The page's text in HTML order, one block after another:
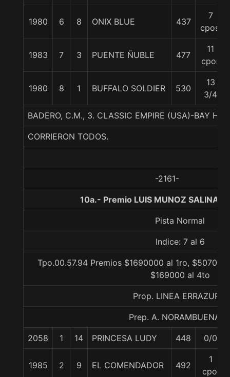
1980 6 8 ONIX BLUE 437
7
cpos.
1983 7 3 PUENTE ÑUBLE 477
11
cpos
1980 8 1 BUFFALO SOLDIER 530
13
3/4
BADERO, C.M., 3. CLASSIC EMPIRE (USA)-BAY
CORRIERON TODOS.
-2161-
10a.- Premio LUIS MUNOZ
Pista Normal
Indice: 7 al 6
Tpo.00.57.94 Premios $1690000 al 1ro,
$169000 al 4to
Prop. LINEA ERRAZURIZ
Prep. A. NORAMBUENA
2058 1 14 PRINCESA LUDY 448 0/0
1985 2 9 EL COMENDADOR 492
1
cpo.